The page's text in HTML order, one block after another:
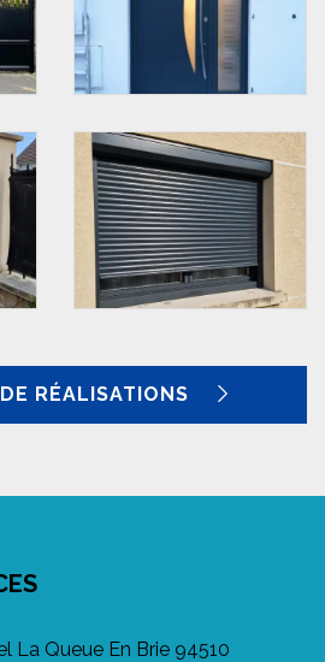
RÉALISATIONS
La Queue En Brie 94510